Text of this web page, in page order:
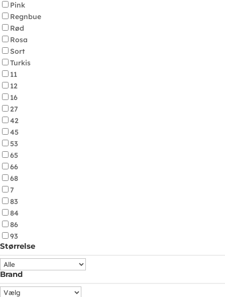
Pink
Regnbue
Rød
Rosa
Sort
Turkis
11
12
16
27
42
45
53
65
66
68
7
83
84
86
93
Størrelse
Brand